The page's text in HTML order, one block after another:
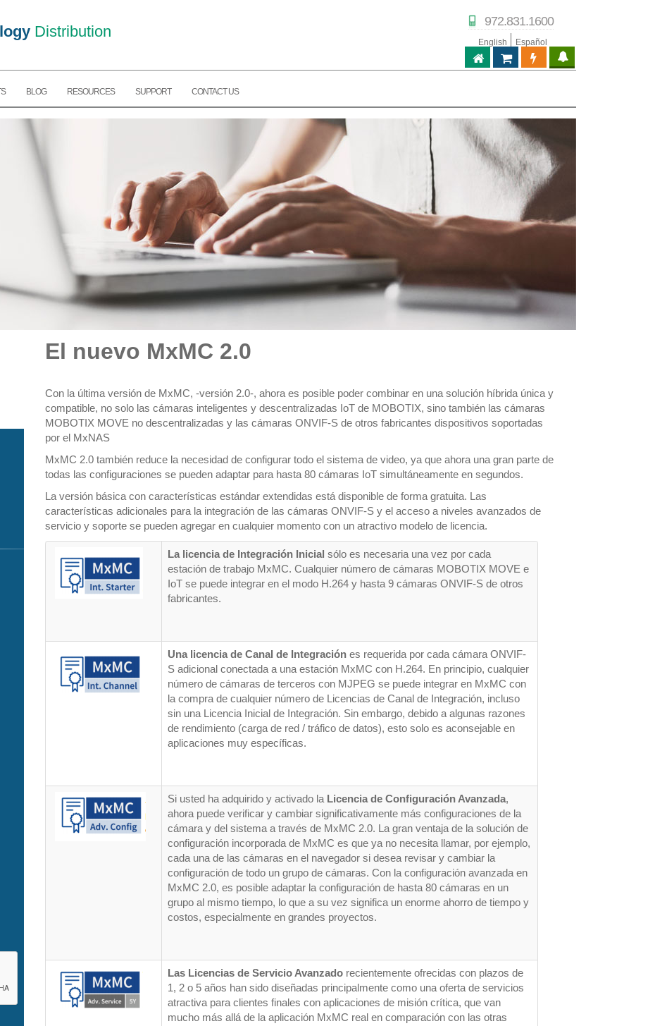
Distribution
972.831.1600
English Español
PARTNER PORTAL
PARTNER STORE
ABPTECH.COM
BLOG RESOURCES SUPPORT CONTACT US
El nuevo MxMC 2.0
Con la última versión de MxMC, -versión 2.0-, ahora es posible poder combinar en una solución híbrida única y
compatible, no solo las cámaras inteligentes y descentralizadas IoT de MOBOTIX, sino también las cámaras
MOBOTIX MOVE no descentralizadas y las cámaras ONVIF-S de otros fabricantes dispositivos soportadas
por el MxNAS
MxMC 2.0 también reduce la necesidad de configurar todo el sistema de video, ya que ahora una gran parte de
todas las configuraciones se pueden adaptar para hasta 80 cámaras IoT simultáneamente en segundos.
La versión básica con características estándar extendidas está disponible de forma gratuita. Las
características adicionales para la integración de las cámaras ONVIF-S y el acceso a niveles avanzados de
servicio y soporte se pueden agregar en cualquier momento con un atractivo modelo de licencia.
La licencia de Integración Inicial sólo es necesaria una vez por cada
estación de trabajo MxMC. Cualquier número de cámaras MOBOTIX MOVE e
IoT se puede integrar en el modo H.264 y hasta 9 cámaras ONVIF-S de otros
fabricantes.
Una licencia de Canal de Integración es requerida por cada cámara ONVIF-
S adicional conectada a una estación MxMC con H.264. En principio, cualquier
número de cámaras de terceros con MJPEG se puede integrar en MxMC con
la compra de cualquier número de Licencias de Canal de Integración, incluso
sin una Licencia Inicial de Integración. Sin embargo, debido a algunas razones
de rendimiento (carga de red / tráfico de datos), esto solo es aconsejable en
aplicaciones muy específicas.
Si usted ha adquirido y activado la Licencia de Configuración Avanzada,
ahora puede verificar y cambiar significativamente más configuraciones de la
cámara y del sistema a través de MxMC 2.0. La gran ventaja de la solución de
configuración incorporada de MxMC es que ya no necesita llamar, por ejemplo,
cada una de las cámaras en el navegador si desea revisar y cambiar la
configuración de todo un grupo de cámaras. Con la configuración avanzada en
MxMC 2.0, es posible adaptar la configuración de hasta 80 cámaras en un
grupo al mismo tiempo, lo que a su vez significa un enorme ahorro de tiempo y
costos, especialmente en grandes proyectos.
Las Licencias de Servicio Avanzado recientemente ofrecidas con plazos de
1, 2 o 5 años han sido diseñadas principalmente como una oferta de servicios
atractiva para clientes finales con aplicaciones de misión crítica, que van
mucho más allá de la aplicación MxMC real en comparación con las otras